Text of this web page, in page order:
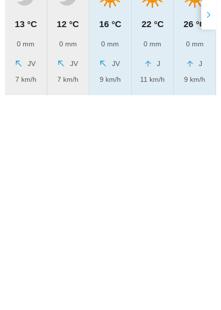
13 °C
0 mm
JV
7 km/h
12 °C
0 mm
JV
7 km/h
16 °C
0 mm
JV
9 km/h
22 °C
0 mm
J
11 km/h
26 °C
0 mm
J
9 km/h